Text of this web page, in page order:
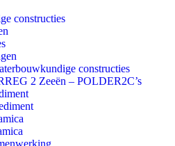
constructies
constructies
2 Zeeën – POLDER2C’s